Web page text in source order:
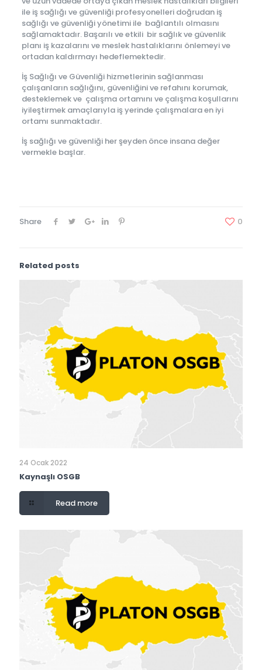
ile iş sağlığı ve güvenliği profesyonelleri doğrudan iş
sağlığı ve güvenliği yönetimi ile bağlantılı olmasını
sağlamaktadır. Başarılı ve etkili bir sağlık ve güvenlik
planı iş kazalarını ve meslek hastalıklarını önlemeyi ve
ortadan kaldırmayı hedeflemektedir.
İş Sağlığı ve Güvenliği hizmetlerinin sağlanması
çalışanların sağlığını, güvenliğini ve refahını korumak,
desteklemek ve çalışma ortamını ve çalışma koşullarını
iyileştirmek amaçlarıyla iş yerinde çalışmalara en iyi
ortamı sunmaktadır.
İş sağlığı ve güvenliği her şeyden önce insana değer
vermekle başlar.
Share 0
Related posts
24 Ocak 2022
Kaynaşlı OSGB
Read more